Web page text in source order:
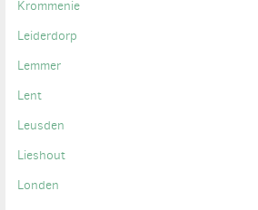
Krommenie
Leiderdorp
Lemmer
Lent
Leusden
Lieshout
Londen